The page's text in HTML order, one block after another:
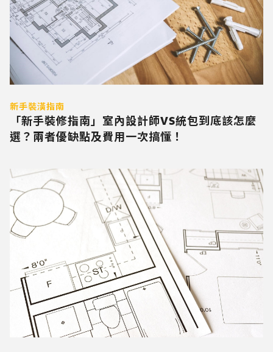
新手裝潢指南
「新手裝修指南」室內設計師VS統包到底該怎麼
選？兩者優缺點及費用一次搞懂！